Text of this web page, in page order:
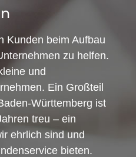
Kunden beim Aufbau
zu helfen.
und
Ein Großteil
Württemberg ist
treu – ein
ehrlich sind und
bieten.